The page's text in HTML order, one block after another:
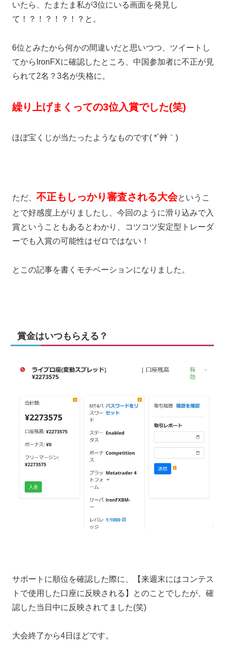
いたら、たまたま私が3位にいる画面を発見し
て！？！？！？！？と。
6位とみたから何かの間違いだと思いつつ、ツイートし
てからIronFXに確認したところ、中国参加者に不正が見
られて2名？3名が失格に。
繰り上げまくっての3位入賞でした(笑)
ほぼ宝くじが当たったようなものです( *´艸｀)
ただ、 不正もしっかり審査される大会というこ
とで好感度上がりましたし、今回のように滑り込みで入
賞ということもあるとわかり、コツコツ安定型トレーダ
ーでも入賞の可能性はゼロではない！
とこの記事を書くモチベーションになりました。
賞金はいつもらえる？
サポートに順位を確認した際に、【来週末にはコンテス
トで使用した口座に反映される】とのことでしたが、確
認した当日中に反映されてました(笑)
大会終了から4日ほどです。